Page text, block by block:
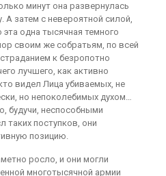
минут она развернулась
А затем с невероятной силой,
одна тысячная темного
своим же собратьям, по всей
к безропотно
лучшего, как активно
видел Лица убиваемых, не
но непоколебимых духом…
будучи, неспособными
таких поступков, они
позицию.
росло, и они могли
многотысячной армии